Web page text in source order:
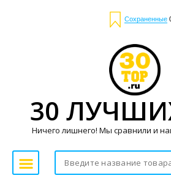
Сохраненные
30
Ничего лишнего! Мы сравнили и